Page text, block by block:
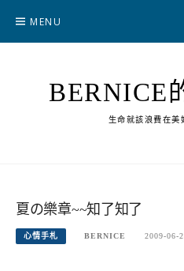
content
MENU
BERNICE
生命就該浪費在美
夏の樂章~~知了知了
心情手札 BERNICE 2009-06-